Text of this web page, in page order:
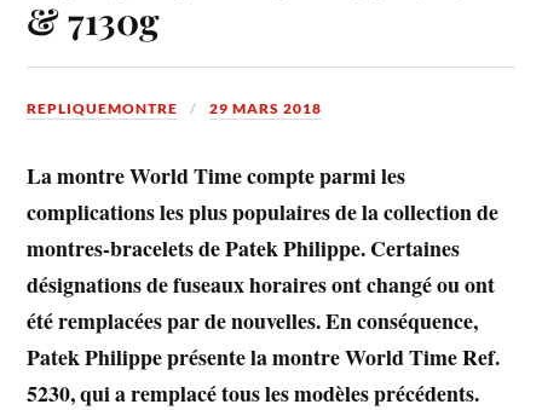
& 7130g
REPLIQUEMONTRE 29 MARS 2018
La montre World Time compte parmi les
complications les plus populaires de la collection de
montres-bracelets de Patek Philippe. Certaines
désignations de fuseaux horaires ont changé ou ont
été remplacées par de nouvelles. En conséquence,
Patek Philippe présente la montre World Time Ref.
5230, qui a remplacé tous les modèles précédents.